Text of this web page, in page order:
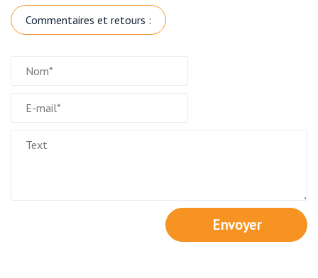
Commentaires et retours :
Envoyer